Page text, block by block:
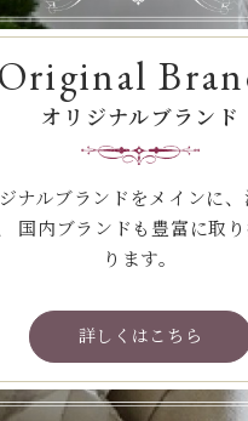
Original
オリジナルブランド
ナルブランドをメインに、
国内ブランドも豊富に取
ります。
詳しくはこちら